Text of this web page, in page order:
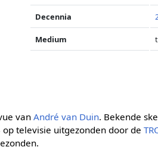
Decennia
Medium
vanAndré van Duin. Bekende
op televisie uitgezonden door de